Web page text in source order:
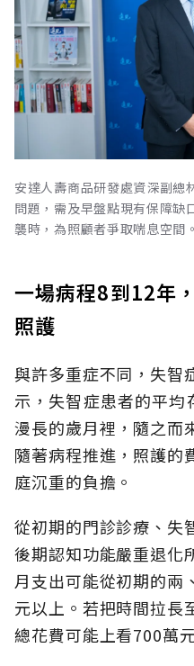
安達人壽商品研發處資深副總
問題，需及早盤點現有保障缺
襲時，為照顧者爭取喘息空間。
一場病程8到12年
照護
與許多重症不同，失智
示，失智症患者的平
漫長的歲月裡，隨之而
隨著病程推進，照護的
庭沉重的負擔。
從初期的門診診療、失
後期認知功能嚴重退化
月支出可能從初期的兩
元以上。若把時間拉長
總花費可能上看700萬